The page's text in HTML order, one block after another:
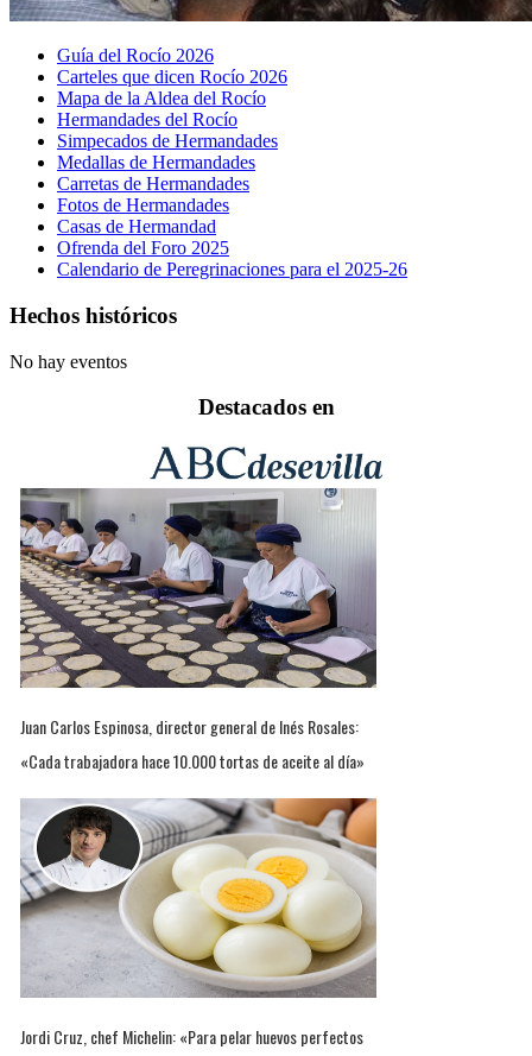
Guía del Rocío 2026
Carteles que dicen Rocío 2026
Mapa de la Aldea del Rocío
Hermandades del Rocío
Simpecados de Hermandades
Medallas de Hermandades
Carretas de Hermandades
Fotos de Hermandades
Casas de Hermandad
Ofrenda del Foro 2025
Calendario de Peregrinaciones para el 2025-26
Hechos históricos
No hay eventos
Destacados en
Juan Carlos Espinosa, director general de Inés Rosales:
«Cada trabajadora hace 10.000 tortas de aceite al día»
Jordi Cruz, chef Michelin: «Para pelar huevos perfectos